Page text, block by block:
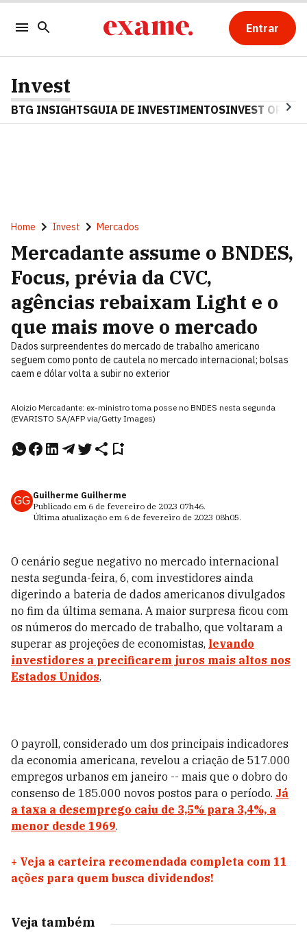
Entrar
Invest
BTG INSIGHTSGUIA DE INVESTIMENTOSINVEST OPINA
Home Invest Mercados
Mercadante assume o BNDES,
Focus, prévia da CVC,
agências rebaixam Light e o
que mais move o mercado
Dados surpreendentes do mercado de trabalho americano
seguem como ponto de cautela no mercado internacional; bolsas
caem e dólar volta a subir no exterior
Aloizio Mercadante: ex-ministro toma posse no BNDES nesta segunda
(EVARISTO SA/AFP via/Getty Images)
GG Guilherme Guilherme
Publicado em 6 de fevereiro de 2023 07h46.
Última atualização em 6 de fevereiro de 2023 08h05.
O cenário segue negativo no mercado internacional
nesta segunda-feira, 6, com investidores ainda
digerindo a bateria de dados americanos divulgados
no fim da última semana. A maior surpresa ficou com
os números do mercado de trabalho, que voltaram a
superar as projeções de economistas, levando
investidores a precificarem juros mais altos nos
Estados Unidos.
O payroll, considerado um dos principais indicadores
da economia americana, revelou a criação de 517.000
empregos urbanos em janeiro -- mais que o dobro do
consenso de 185.000 novos postos para o período. Já
a taxa a desemprego caiu de 3,5% para 3,4%, a
menor desde 1969.
+ Veja a carteira recomendada completa com 11
ações para quem busca dividendos!
Veja também